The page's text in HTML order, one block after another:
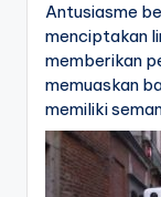
Antusiasme
menciptakan
memberikan
memuaskan
memiliki